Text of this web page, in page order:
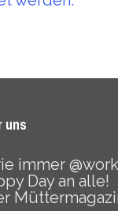
uns
immer
Day an alle!